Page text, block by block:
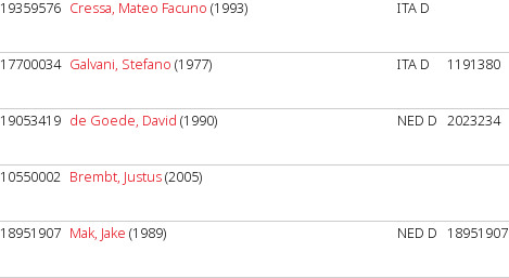
19359576 Cressa, Mateo Facuno (1993) ITA D
17700034 Galvani, Stefano (1977) ITA D 1191380
19053419 de Goede, David (1990) NED D 2023234
10550002 Brembt, Justus(2005)
18951907 Mak, Jake (1989) NED D 18951907